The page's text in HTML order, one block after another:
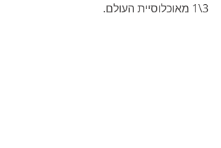
3\1 מאוכלוסיית העולם.